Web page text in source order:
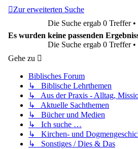
Zur erweiterten Suche
Die Suche ergab 0 Treffer •
Es wurden keine passenden
Die Suche ergab 0 Treffer •
Gehe zu
Biblisches Forum
↳ Biblische Lehrthemen
↳ Aus der Praxis - Alltag,
↳ Aktuelle Sachthemen
↳ Bücher und Medien
↳ Ich suche …
↳ Kirchen- und
↳ Sonstiges / Dies & Das